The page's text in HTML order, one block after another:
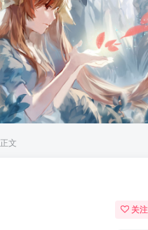
正文
关注